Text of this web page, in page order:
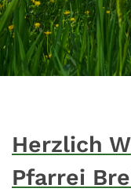
Herzlich
Pfarrei